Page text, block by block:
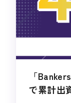
「
で累計出